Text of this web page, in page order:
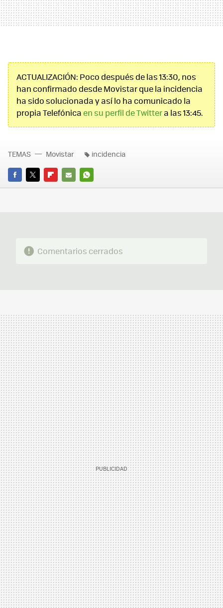
ACTUALIZACIÓN: Poco después de las 13:30, nos
han confirmado desde Movistar que la incidencia
ha sido solucionada y así lo ha comunicado la
propia Telefónica en su perfil de Twittera las 13:45.
FACEBOOK
TWITTERFLIPBOARD
E-
WHATSAPP
TEMAS Movistar incidencia
Comentarios cerrados